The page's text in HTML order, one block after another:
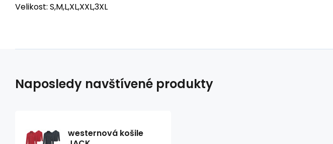
Velikost: S,M,L,XL,XXL,3XL
Naposledy navštívené produkty
westernová košile